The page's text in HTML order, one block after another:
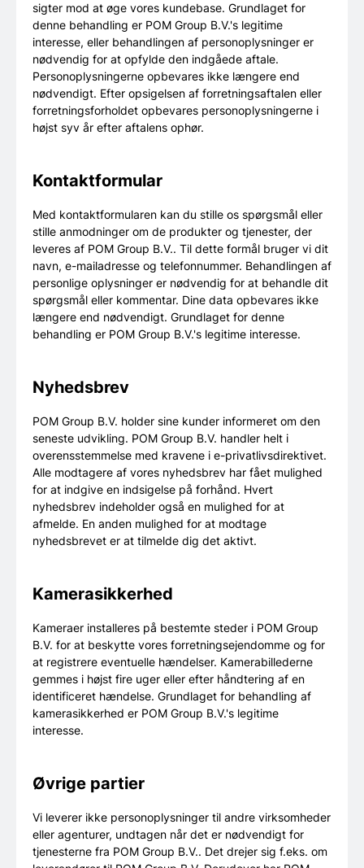
sigter mod at øge vores kundebase. Grundlaget for
denne behandling er POM Group B.V.'s legitime
interesse, eller behandlingen af personoplysninger er
nødvendig for at opfylde den indgåede aftale.
Personoplysningerne opbevares ikke længere end
nødvendigt. Efter opsigelsen af forretningsaftalen eller
forretningsforholdet opbevares personoplysningerne i
højst syv år efter aftalens ophør.
Kontaktformular
Med kontaktformularen kan du stille os spørgsmål eller
stille anmodninger om de produkter og tjenester, der
leveres af POM Group B.V.. Til dette formål bruger vi dit
navn, e-mailadresse og telefonnummer. Behandlingen af
personlige oplysninger er nødvendig for at behandle dit
spørgsmål eller kommentar. Dine data opbevares ikke
længere end nødvendigt. Grundlaget for denne
behandling er POM Group B.V.'s legitime interesse.
Nyhedsbrev
POM Group B.V. holder sine kunder informeret om den
seneste udvikling. POM Group B.V. handler helt i
overensstemmelse med kravene i e-privatlivsdirektivet.
Alle modtagere af vores nyhedsbrev har fået mulighed
for at indgive en indsigelse på forhånd. Hvert
nyhedsbrev indeholder også en mulighed for at
afmelde. En anden mulighed for at modtage
nyhedsbrevet er at tilmelde dig det aktivt.
Kamerasikkerhed
Kameraer installeres på bestemte steder i POM Group
B.V. for at beskytte vores forretningsejendomme og for
at registrere eventuelle hændelser. Kamerabillederne
gemmes i højst fire uger eller efter håndtering af en
identificeret hændelse. Grundlaget for behandling af
kamerasikkerhed er POM Group B.V.'s legitime
interesse.
Øvrige partier
Vi leverer ikke personoplysninger til andre virksomheder
eller agenturer, undtagen når det er nødvendigt for
tjenesterne fra POM Group B.V.. Det drejer sig f.eks. om